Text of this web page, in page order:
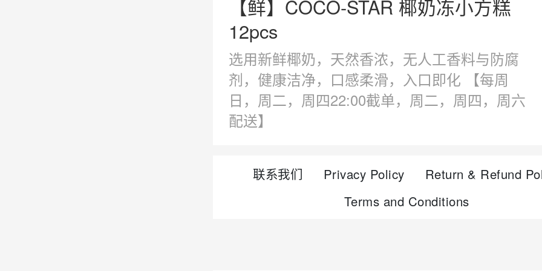
【鲜】COCO-STAR 椰奶冻小方糕
12pcs
选用新鲜椰奶，天然香浓，无人工香料与防腐
剂，健康洁净，口感柔滑，入口即化 【每周
日，周二，周四22:00截单，周二，周四，周六
配送】
联系我们 Privacy Policy
Return & Refund
Terms and Conditions